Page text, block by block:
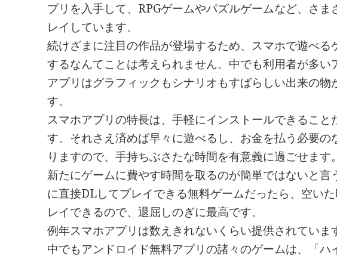
プリを入手して、RPGゲームやパズルゲームなど、さま
レイしています。
続けざまに注目の作品が登場するため、スマホで遊べる
するなんてことは考えられません。中でも利用者が多い
アプリはグラフィックもシナリオもすばらしい出来の物
す。
スマホアプリの特長は、手軽にインストールできること
す。それさえ済めば早々に遊べるし、お金を払う必要の
りますので、手持ちぶさたな時間を有意義に過ごせます。
新たにゲームに費やす時間を取るのが簡単ではないと言
に直接DLしてプレイできる無料ゲームだったら、空い
レイできるので、退屈しのぎに最高です。
例年スマホアプリは数えきれないくらい提供されていま
中でもアンドロイド無料アプリの諸々のゲームは、「ハ